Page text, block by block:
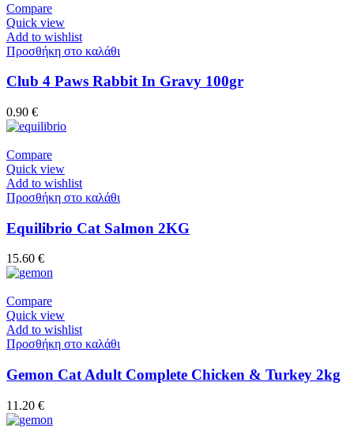
Compare
Quick view
Add to wishlist
Προσθήκη στο καλάθι
Club 4 Paws Rabbit In Gravy 100gr
0.90 €
Compare
Quick view
Add to wishlist
Προσθήκη στο καλάθι
Equilibrio Cat Salmon 2KG
15.60 €
Compare
Quick view
Add to wishlist
Προσθήκη στο καλάθι
Gemon Cat Adult Complete Chicken & Turkey 2kg
11.20 €